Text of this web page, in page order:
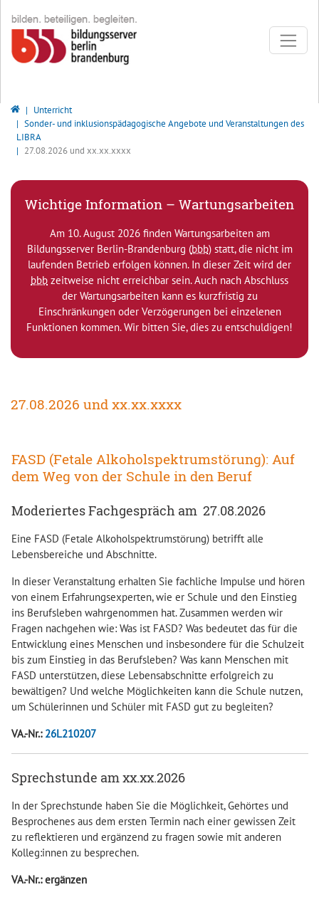
Bildungsserver Berlin - Brandenburg
Unterricht
Sonder- und inklusionspädagogische Angebote und Veranstaltungen des
LIBRA
27.08.2026 und xx.xx.xxxx
Wichtige Information – Wartungsarbeiten
Am 10. August 2026 finden Wartungsarbeiten am
Bildungsserver Berlin-Brandenburg (bbb) statt, die nicht im
laufenden Betrieb erfolgen können. In dieser Zeit wird der
bbb zeitweise nicht erreichbar sein. Auch nach Abschluss
der Wartungsarbeiten kann es kurzfristig zu
Einschränkungen oder Verzögerungen bei einzelenen
Funktionen kommen. Wir bitten Sie, dies zu entschuldigen!
27.08.2026 und xx.xx.xxxx
FASD (Fetale Alkoholspektrumstörung): Auf
dem Weg von der Schule in den Beruf
Moderiertes Fachgespräch am 27.08.2026
Eine FASD (Fetale Alkoholspektrumstörung) betrifft alle
Lebensbereiche und Abschnitte.
In dieser Veranstaltung erhalten Sie fachliche Impulse und hören
von einem Erfahrungsexperten, wie er Schule und den Einstieg
ins Berufsleben wahrgenommen hat. Zusammen werden wir
Fragen nachgehen wie: Was ist FASD? Was bedeutet das für die
Entwicklung eines Menschen und insbesondere für die Schulzeit
bis zum Einstieg in das Berufsleben? Was kann Menschen mit
FASD unterstützen, diese Lebensabschnitte erfolgreich zu
bewältigen? Und welche Möglichkeiten kann die Schule nutzen,
um Schülerinnen und Schüler mit FASD gut zu begleiten?
VA.-Nr.: 26L210207
Sprechstunde am xx.xx.2026
In der Sprechstunde haben Sie die Möglichkeit, Gehörtes und
Besprochenes aus dem ersten Termin nach einer gewissen Zeit
zu reflektieren und ergänzend zu fragen sowie mit anderen
Kolleg:innen zu besprechen.
VA.-Nr.: ergänzen